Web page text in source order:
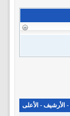
- الأرشيف - الأعلى